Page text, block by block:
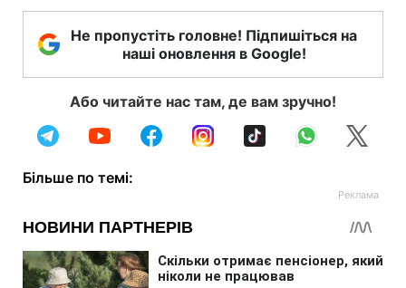
Не пропустіть головне! Підпишіться на
наші оновлення в Google!
Або читайте нас там, де вам зручно!
Більше по темі: